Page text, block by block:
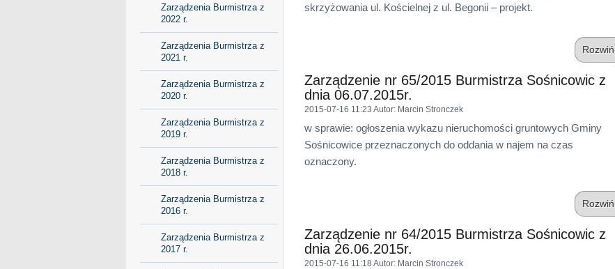
Zarządzenia Burmistrza z
2022 r.
Zarządzenia Burmistrza z
2021 r.
Zarządzenia Burmistrza z
2020 r.
Zarządzenia Burmistrza z
2019 r.
Zarządzenia Burmistrza z
2018 r.
Zarządzenia Burmistrza z
2016 r.
Zarządzenia Burmistrza z
2017 r.
skrzyżowania ul. Kościelnej z ul. Begonii – projekt.
Rozwiń
Zarządzenie nr 65/2015 Burmistrza Sośnicowic z
dnia 06.07.2015r.
2015-07-16 11:23 Autor: Marcin Stronczek
w sprawie: ogłoszenia wykazu nieruchomości gruntowych Gminy
Sośnicowice przeznaczonych do oddania w najem na czas
oznaczony.
Rozwiń
Zarządzenie nr 64/2015 Burmistrza Sośnicowic z
dnia 26.06.2015r.
2015-07-16 11:18 Autor: Marcin Stronczek